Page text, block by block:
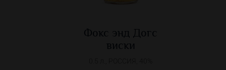
Фокс энд Догс
виски